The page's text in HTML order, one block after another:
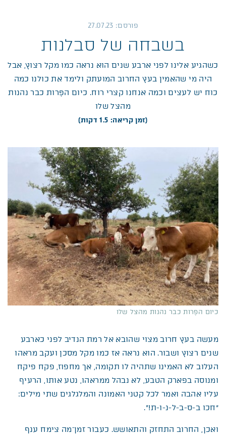
פורסם: 27.07.23
בשבחה של סבלנות
כשהגיע אלינו לפני ארבע שנים הוא נראה כמו מקל רצוץ, אבל
היה מי שהאמין בעץ החרוב המועתק ולימד את כולנו כמה
כוח יש לעצים וכמה אנחנו קצרי רוח. כיום הפָּרות כבר נהנות
מהצל שלו
(זמן קריאה: 1.5 דקות)
כיום הפָּרות כבר נהנות מהצל שלו
מעשה בעץ חרוב מצוי שהובא אל רמת הנדיב לפני כארבע
שנים רצוץ ושבור. הוא נראה אז כמו מקל מסכן ועקב מראהו
העלוב לא האמינו שתהיה לו תקומה, אך מחפוז, פקח פיקח
ומנוסה בפארק הטבע, לא נבהל ממראהו, נטע אותו, הרעיף
עליו אהבה ואמר לכל קטני האמונה והמלגלגים שתי מילים:
“חכו ב-ס-ב-ל-נ-ו-ת!”.
ואכן, החרוב התחזק והתאושש. כעבור זמן־מה צימח ענף